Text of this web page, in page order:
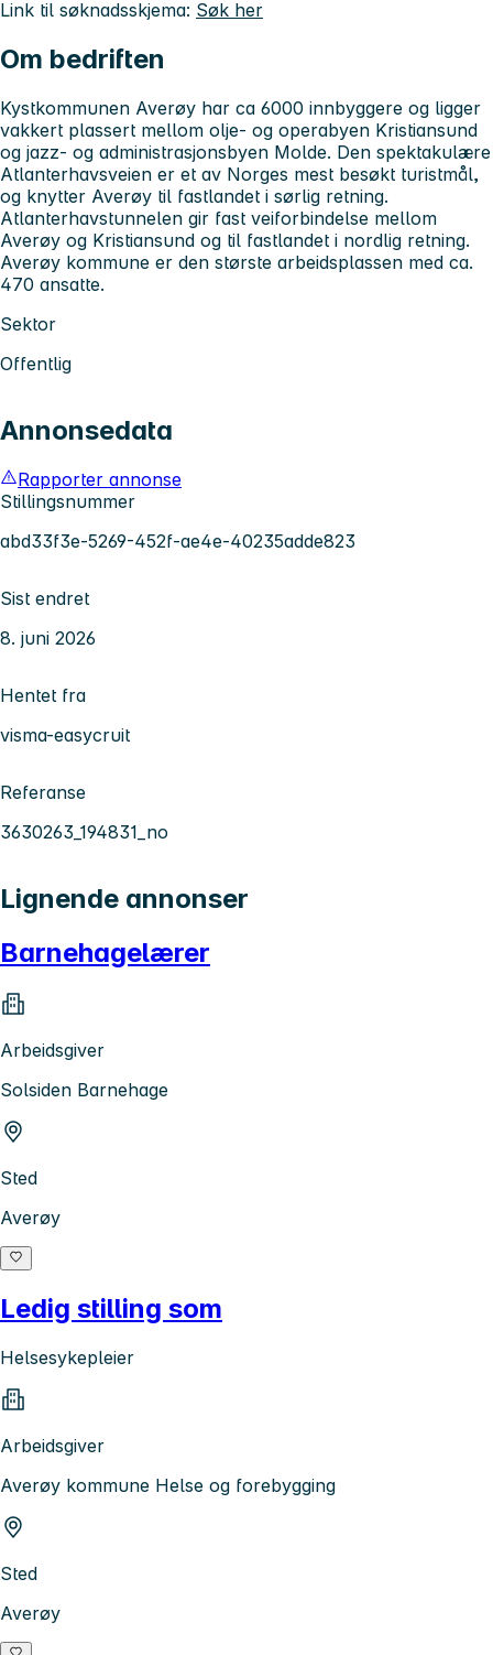
Link til søknadsskjema: Søk her
Om bedriften
Kystkommunen Averøy har ca 6000 innbyggere og ligger
vakkert plassert mellom olje- og operabyen Kristiansund
og jazz- og administrasjonsbyen Molde. Den spektakulære
Atlanterhavsveien er et av Norges mest besøkt turistmål,
og knytter Averøy til fastlandet i sørlig retning.
Atlanterhavstunnelen gir fast veiforbindelse mellom
Averøy og Kristiansund og til fastlandet i nordlig retning.
Averøy kommune er den største arbeidsplassen med ca.
470 ansatte.
Sektor
Offentlig
Annonsedata
Rapporter annonse
Stillingsnummer
abd33f3e-5269-452f-ae4e-40235adde823
Sist endret
8. juni 2026
Hentet fra
visma-easycruit
Referanse
3630263_194831_no
Lignende annonser
Barnehagelærer
Arbeidsgiver
Solsiden Barnehage
Sted
Averøy
Ledig stilling som
Helsesykepleier
Arbeidsgiver
Averøy kommune Helse og forebygging
Sted
Averøy